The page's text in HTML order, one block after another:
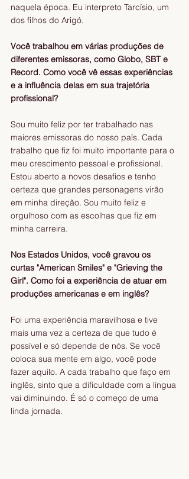
naquela época. Eu interpreto Tarcísio, um
dos filhos do Arigó.
Você trabalhou em várias produções de
diferentes emissoras, como Globo, SBT e
Record. Como você vê essas experiências
e a influência delas em sua trajetória
profissional?
Sou muito feliz por ter trabalhado nas
maiores emissoras do nosso país. Cada
trabalho que fiz foi muito importante para o
meu crescimento pessoal e profissional.
Estou aberto a novos desafios e tenho
certeza que grandes personagens virão
em minha direção. Sou muito feliz e
orgulhoso com as escolhas que fiz em
minha carreira.
Nos Estados Unidos, você gravou os
curtas "American Smiles" e "Grieving the
Girl". Como foi a experiência de atuar em
produções americanas e em inglês?
Foi uma experiência maravilhosa e tive
mais uma vez a certeza de que tudo é
possível e só depende de nós. Se você
coloca sua mente em algo, você pode
fazer aquilo. A cada trabalho que faço em
inglês, sinto que a dificuldade com a língua
vai diminuindo. É só o começo de uma
linda jornada.